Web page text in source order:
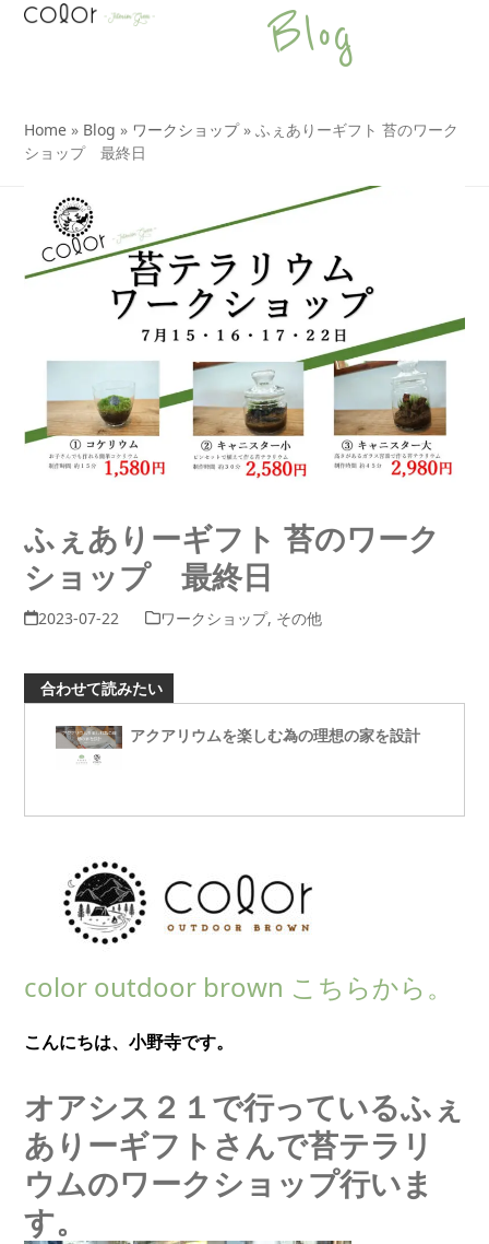
SkipOpen
Close
Blog
Home » Blog » ワークショップ»ふぇありーギフト 苔のワーク
ショップ 最終日
ふぇありーギフト 苔のワーク
ショップ 最終日
2023-07-22 ワークショップ, その他
合わせて読みたい
アクアリウムを楽しむ為の理想の家を設計
color outdoor brown こちらから。
こんにちは、小野寺です。
オアシス２１で行っているふぇ
ありーギフトさんで苔テラリ
ウムのワークショップ行いま
す。